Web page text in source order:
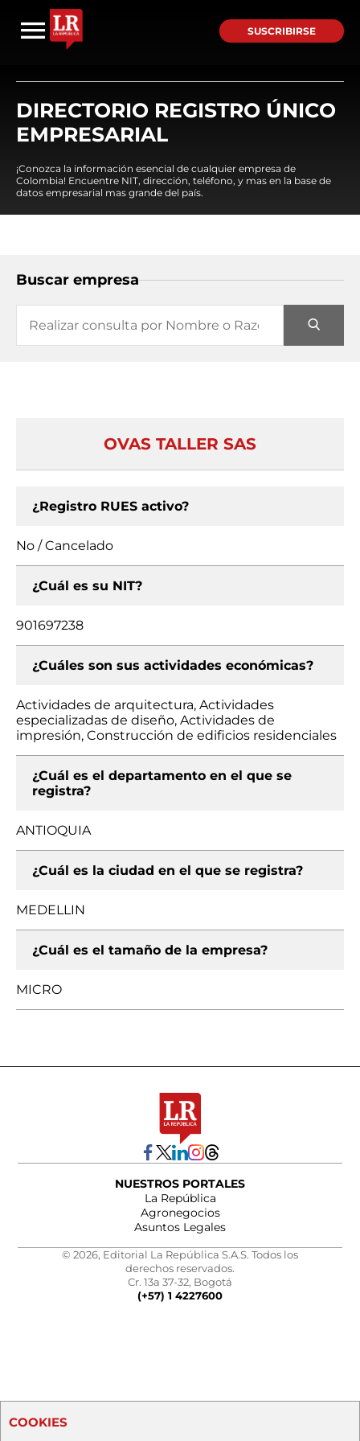
SUSCRIBIRSE
DIRECTORIO REGISTRO ÚNICO
EMPRESARIAL
¡Conozca la información esencial de cualquier empresa de
Colombia! Encuentre NIT, dirección, teléfono, y mas en la base de
datos empresarial mas grande del país.
Buscar empresa
OVAS TALLER SAS
¿Registro RUES activo?
No / Cancelado
¿Cuál es su NIT?
901697238
¿Cuáles son sus actividades económicas?
Actividades de arquitectura, Actividades
especializadas de diseño, Actividades de
impresión, Construcción de edificios residenciales
¿Cuál es el departamento en el que se
registra?
ANTIOQUIA
¿Cuál es la ciudad en el que se registra?
MEDELLIN
¿Cuál es el tamaño de la empresa?
MICRO
NUESTROS PORTALES
La República
Agronegocios
Asuntos Legales
© 2026, Editorial La República S.A.S. Todos los
derechos reservados.
Cr. 13a 37-32, Bogotá
(+57) 1 4227600
COOKIES